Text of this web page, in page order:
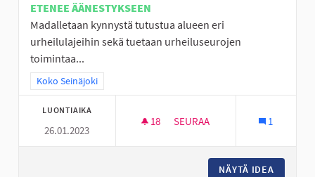
ETENEE ÄÄNESTYKSEEN
Madalletaan kynnystä tutustua alueen eri
urheilulajeihin sekä tuetaan urheiluseurojen
toimintaa...
Rajaa tulokset teeman mukaan: Koko Seinäjoki
Koko Seinäjoki
LUONTIAIKA
26.01.2023
18 18 SEURAAJAA
SEURAA 1
NÄYTÄ IDEA